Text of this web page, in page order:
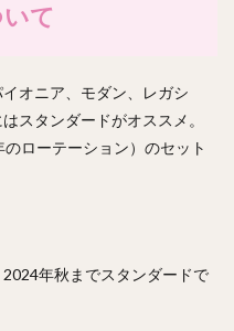
て
オニア、モダン、レガシ
スタンダードがオススメ。
ローテーション）のセット
2024年秋までスタンダードで